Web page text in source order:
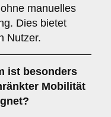
manuelles
Dies bietet
Nutzer.
ist besonders
Mobilität